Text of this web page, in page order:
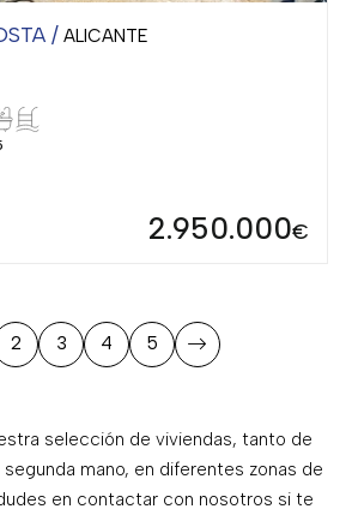
/ ALICANTE
2.950.000€
2 3 4 5
selección de viviendas, tanto de
mano, en diferentes zonas de
en contactar con nosotros si te